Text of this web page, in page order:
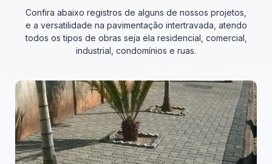
Confira abaixo registros de alguns de nossos projetos,
e a versatilidade na pavimentação intertravada, atendo
todos os tipos de obras seja ela residencial, comercial,
industrial, condomínios e ruas.